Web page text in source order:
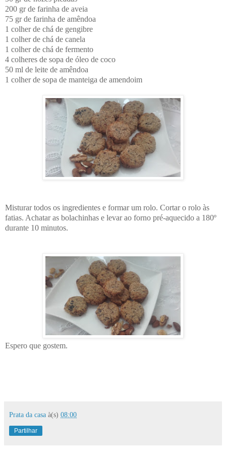
200 gr de farinha de aveia
75 gr de farinha de amêndoa
1 colher de chá de gengibre
1 colher de chá de canela
1 colher de chá de fermento
4 colheres de sopa de óleo de coco
50 ml de leite de amêndoa
1 colher de sopa de manteiga de amendoim
Misturar todos os ingredientes e formar um rolo. Cortar o rolo às
fatias. Achatar as bolachinhas e levar ao forno pré-aquecido a 180º
durante 10 minutos.
Espero que gostem.
Prata da casa à(s) 08:00
Partilhar